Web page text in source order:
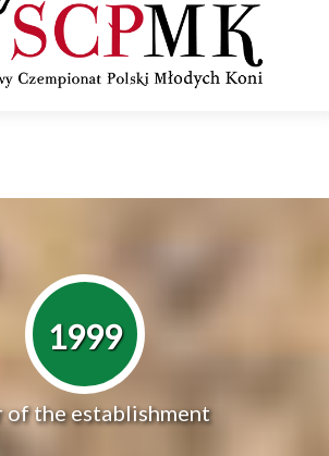
1999
of the establishment